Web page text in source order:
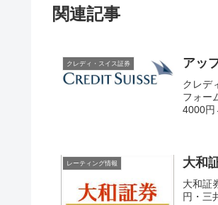
関連記事
クレディ・スイス証券 アッ
クレデ
フォー
4000
レーティング情報 大和
大和証
円・三